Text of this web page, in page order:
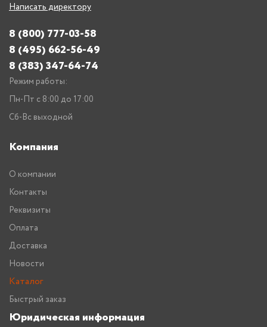
Написать директору
8 (800) 777-03-58
8 (495) 662-56-49
8 (383) 347-64-74
Режим работы:
Пн-Пт с 8:00 до 17:00
Сб-Вс выходной
Компания
О компании
Контакты
Реквизиты
Оплата
Доставка
Новости
Каталог
Быстрый заказ
Юридическая информация